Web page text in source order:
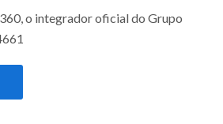
o integrador oficial do Grupo